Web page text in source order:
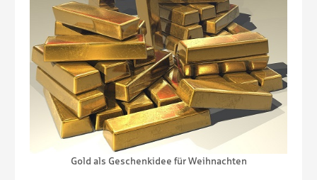
Gold als Geschenkidee für Weihnachten